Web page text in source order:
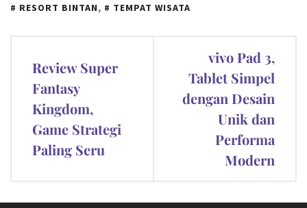
RESORT BINTAN, TEMPAT WISATA
navigation
Review Super
Fantasy
Kingdom,
Game Strategi
Paling Seru
vivo Pad 3,
Tablet Simpel
dengan Desain
Unik dan
Performa
Modern